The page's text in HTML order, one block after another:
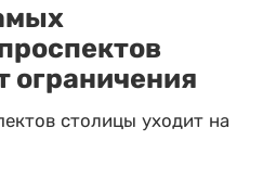
ограничения
столицы уходит на